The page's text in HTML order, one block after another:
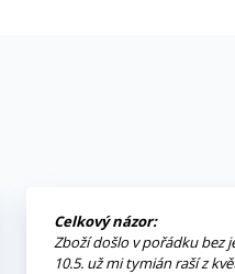
Celkový názor:
Zboží došlo v pořádku bez
10.5. už mi tymián raší z